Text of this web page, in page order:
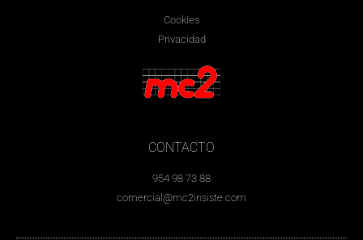
Cookies
Privacidad
CONTACTO
954 98 73 88
comercial@mc2insiste.com